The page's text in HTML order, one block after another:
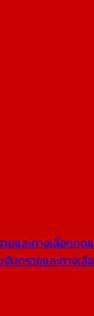
ยและทางเลือกทด
นตรายและทางเ